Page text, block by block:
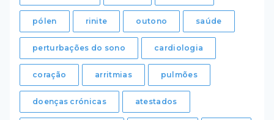
pólen rinite outono saúde
perturbações do sono cardiologia
coração arritmias pulmões
doenças crónicas atestados